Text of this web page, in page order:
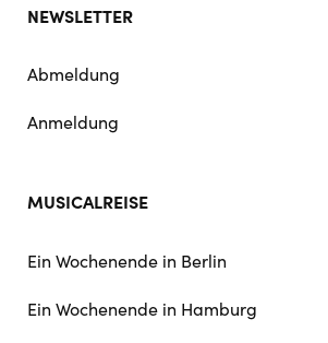
NEWSLETTER
Abmeldung
Anmeldung
MUSICALREISE
Ein Wochenende in Berlin
Ein Wochenende in Hamburg